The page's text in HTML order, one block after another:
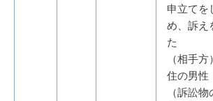
申立てを
め、訴え
た
（相手
住の男性
（訴訟物